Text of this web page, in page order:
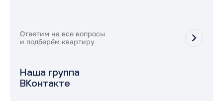
Ответим на все вопросы
и подберём квартиру
Наша группа
ВКонтакте